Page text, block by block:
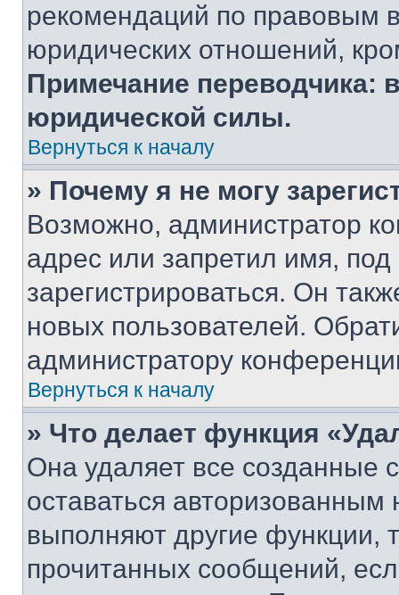
рекомендаций по правовым
юридических отношений,
Примечание переводчика:
юридической силы.
Вернуться к началу
» Почему я не могу
Возможно, администратор
адрес или запретил имя,
зарегистрироваться. Он
новых пользователей.
администратору
Вернуться к началу
» Что делает функция
Она удаляет все созданные
оставаться
выполняют другие функции,
прочитанных сообщений,